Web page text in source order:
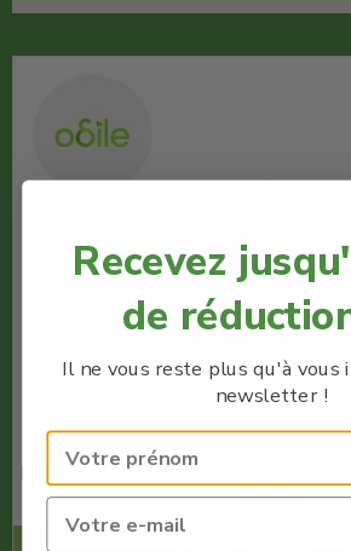
Fleur White Diamond Haze CBD
Green
Recevez
de
Il ne vous reste plus qu'à vous
newsletter !